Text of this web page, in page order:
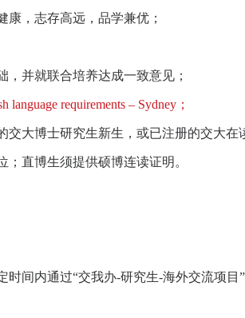
，志存高远，品学兼优；
并就联合培养达成一致意见；
language requirements – Sydney；
交大博士研究生新生，或已注册的交大
直博生须提供硕博连读证明。
时间内通过“交我办-研究生-海外交流项目